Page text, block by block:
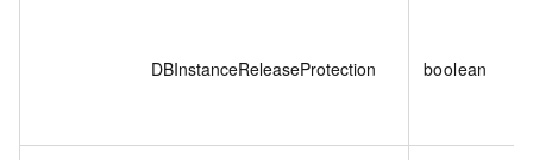
DBInstanceReleaseProtection boolean